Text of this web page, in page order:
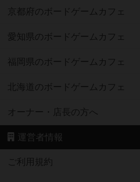
京都府のボードゲームカフェ
愛知県のボードゲームカフェ
福岡県のボードゲームカフェ
北海道のボードゲームカフェ
オーナー・店長の方へ
運営者情報
ご利用規約